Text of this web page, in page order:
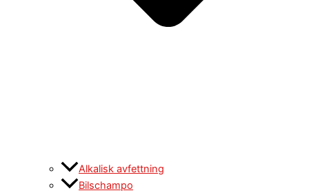
Alkalisk avfettning
Bilschampo